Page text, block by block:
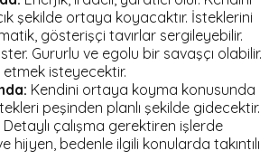
şekilde ortaya koyacaktır. İsteklerini
gösterişçi tavırlar sergileyebilir.
Gururlu ve egolu bir savaşçı olabilir.
etmek isteyecektir.
Kendini ortaya koyma konusunda
peşinden planlı şekilde gidecektir.
çalışma gerektiren işlerde
hijyen, bedenle ilgili konularda takıntılı